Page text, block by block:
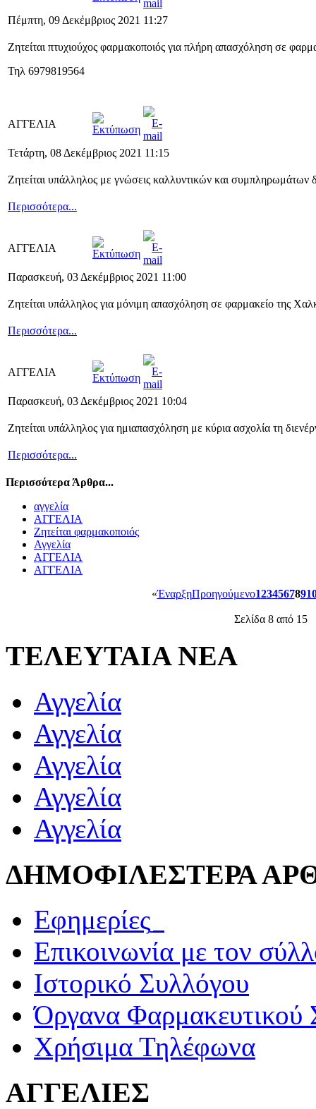
Πέμπτη, 09 Δεκέμβριος 2021 11:27
Ζητείται πτυχιούχος φαρμακοποιός για πλήρη απασχόληση σε
Τηλ 6979819564
ΑΓΓΕΛΙΑ
Τετάρτη, 08 Δεκέμβριος 2021 11:15
Ζητείται υπάλληλος με γνώσεις καλλυντικών και
Περισσότερα...
ΑΓΓΕΛΙΑ
Παρασκευή, 03 Δεκέμβριος 2021 11:00
Ζητείται υπάλληλος για μόνιμη απασχόληση σε φαρμακείο της
Περισσότερα...
ΑΓΓΕΛΙΑ
Παρασκευή, 03 Δεκέμβριος 2021 10:04
Ζητείται υπάλληλος για ημιαπασχόληση με κύρια ασχολία τη
Περισσότερα...
Περισσότερα Άρθρα...
αγγελία
ΑΓΓΕΛΙΑ
Ζητείται φαρμακοποιός
Αγγελία
ΑΓΓΕΛΙΑ
ΑΓΓΕΛΙΑ
«ΈναρξηΠροηγούμενο123456789
Σελίδα 8 από 15
ΤΕΛΕΥΤΑΙΑ ΝΕΑ
Αγγελία
Αγγελία
Αγγελία
Αγγελία
Αγγελία
ΔΗΜΟΦΙΛΕΣΤΕΡΑ
Εφημερίες_
Επικοινωνία με τον
Ιστορικό Συλλόγου
Όργανα Φαρμακευτικού
Χρήσιμα Τηλέφωνα
ΑΓΓΕΛΙΕΣ